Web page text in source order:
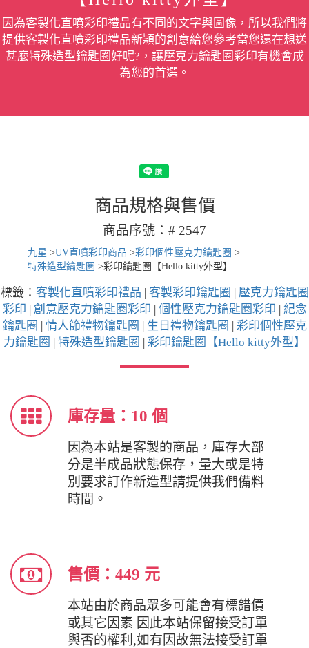
因為客製化直噴彩印禮品有不同的文字與圖像，所以我們將
提供客製化直噴彩印禮品新穎的創意給您參考當您還在想送
甚麼特殊造型鑰匙圈好呢?，讓壓克力鑰匙圈彩印有機會成
為您的首選。
商品規格與售價
商品序號：# 2547
九星 >UV直噴彩印商品 >彩印個性壓克力鑰匙圈 >
特殊造型鑰匙圈 >彩印鑰匙圈【Hello kitty外型】
標籤： 客製化直噴彩印禮品 | 客製彩印鑰匙圈 | 壓克力鑰匙圈
彩印 | 創意壓克力鑰匙圈彩印 | 個性壓克力鑰匙圈彩印 | 紀念
鑰匙圈 | 情人節禮物鑰匙圈 | 生日禮物鑰匙圈 | 彩印個性壓克
力鑰匙圈 | 特殊造型鑰匙圈 | 彩印鑰匙圈【Hello kitty外型】
庫存量：10 個
因為本站是客製的商品，庫存大部
分是半成品狀態保存，量大或是特
別要求訂作新造型請提供我們備料
時間。
售價：449 元
本站由於商品眾多可能會有標錯價
或其它因素 因此本站保留接受訂單
與否的權利,如有因故無法接受訂單